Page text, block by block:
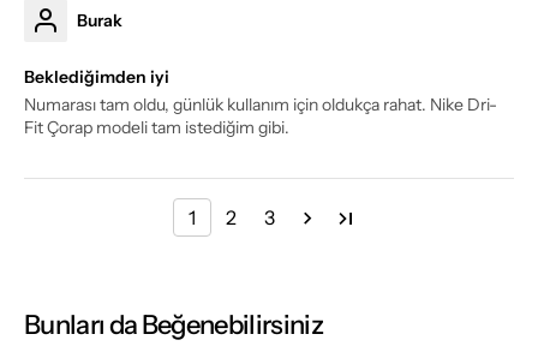
Burak
Beklediğimden iyi
Numarası tam oldu, günlük kullanım için oldukça rahat. Nike Dri-
Fit Çorap modeli tam istediğim gibi.
1 2 3
Bunları da Beğenebilirsiniz